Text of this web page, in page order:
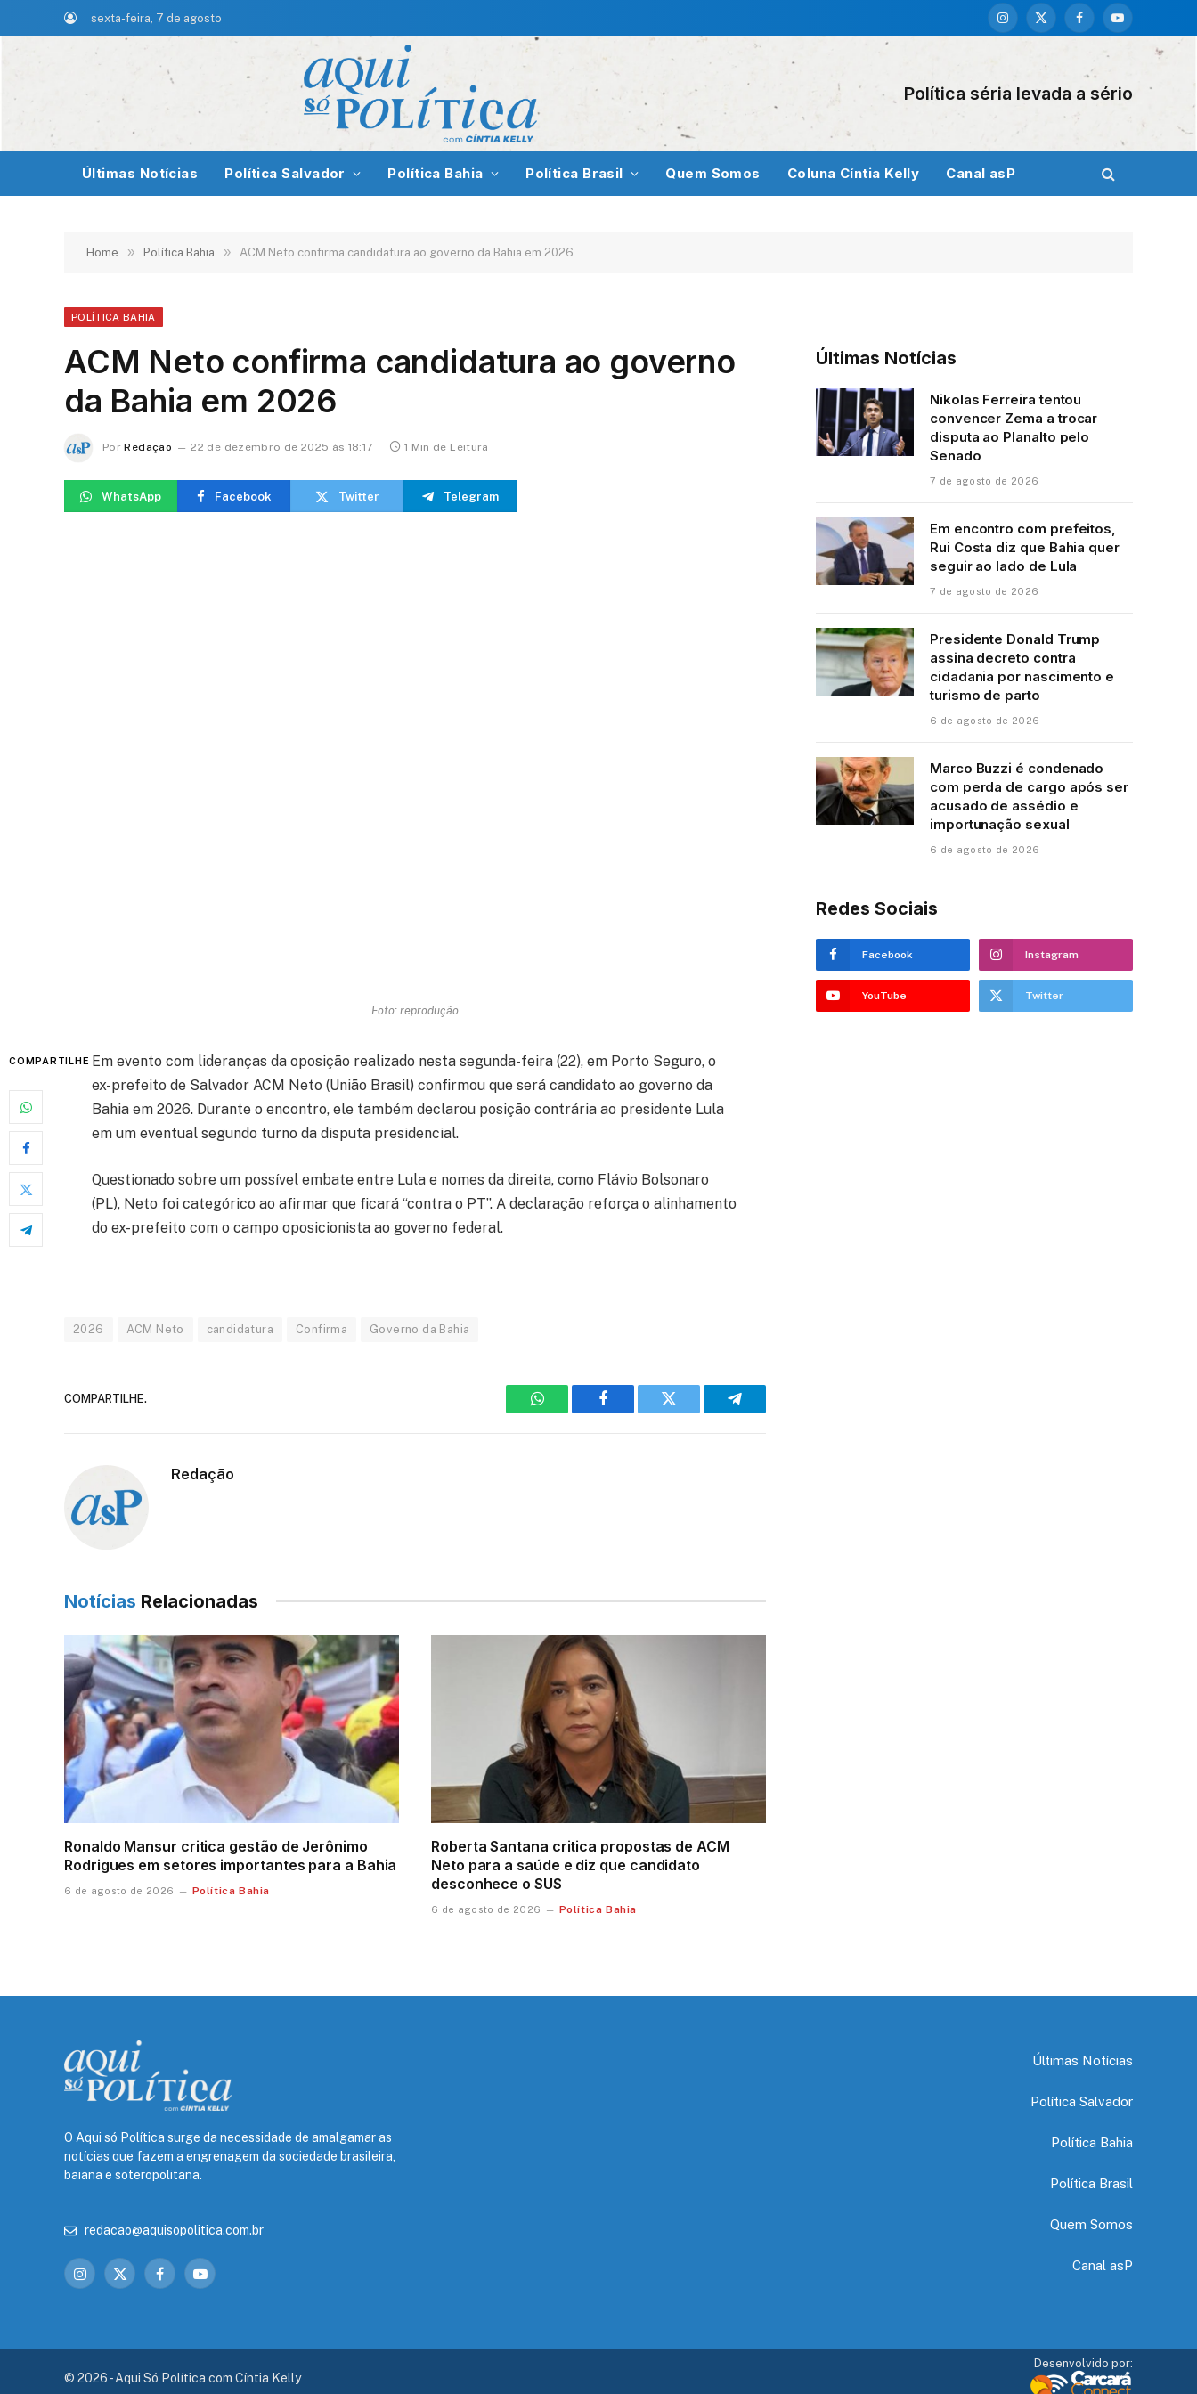
sexta-feira, 7 de agosto
Instagram
X
FacebookYouTube
Política séria levada a sério
Últimas Notícias Política Salvador Política Bahia Política Brasil Quem Somos Coluna Cíntia Kelly Canal asP
Home » Política Bahia » ACM Neto confirma candidatura ao governo da Bahia em 2026
POLÍTICA BAHIA
ACM Neto confirma candidatura ao governo
da Bahia em 2026
Por Redação 22 de dezembro de 2025 às 18:17 1 Min de Leitura
WhatsApp Facebook Twitter Telegram
Foto: reprodução
COMPARTILHE Em evento com lideranças da oposição realizado nesta segunda-feira (22), em Porto Seguro, o
ex-prefeito de Salvador ACM Neto (União Brasil) confirmou que será candidato ao governo da
Bahia em 2026. Durante o encontro, ele também declarou posição contrária ao presidente Lula
em um eventual segundo turno da disputa presidencial.
Questionado sobre um possível embate entre Lula e nomes da direita, como Flávio Bolsonaro
(PL), Neto foi categórico ao afirmar que ficará “contra o PT”. A declaração reforça o alinhamento
do ex-prefeito com o campo oposicionista ao governo federal.
2026 ACM Neto candidatura Confirma Governo da Bahia
COMPARTILHE.
WhatsAppFacebook Twitter Telegram
Redação
Notícias Relacionadas
Ronaldo Mansur critica gestão de Jerônimo
Rodrigues em setores importantes para a Bahia
6 de agosto de 2026 Política Bahia
Roberta Santana critica propostas de ACM
Neto para a saúde e diz que candidato
desconhece o SUS
6 de agosto de 2026 Política Bahia
Últimas Notícias
Nikolas Ferreira tentou
convencer Zema a trocar
disputa ao Planalto pelo
Senado
7 de agosto de 2026
Em encontro com prefeitos,
Rui Costa diz que Bahia quer
seguir ao lado de Lula
7 de agosto de 2026
Presidente Donald Trump
assina decreto contra
cidadania por nascimento e
turismo de parto
6 de agosto de 2026
Marco Buzzi é condenado
com perda de cargo após ser
acusado de assédio e
importunação sexual
6 de agosto de 2026
Redes Sociais
Facebook Instagram
YouTube Twitter
O Aqui só Política surge da necessidade de amalgamar as
notícias que fazem a engrenagem da sociedade brasileira,
baiana e soteropolitana.
redacao@aquisopolitica.com.br
Instagram
X
FacebookYouTube
Últimas Notícias
Política Salvador
Política Bahia
Política Brasil
Quem Somos
Canal asP
© 2026 - Aqui Só Política com Cíntia Kelly
Desenvolvido por: